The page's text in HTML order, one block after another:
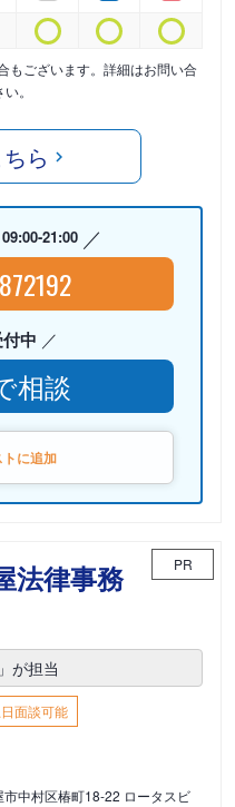
もございます。詳細はお問い合
。
ら
09:00-21:00
中
相談
に追加
法律事務
PR
が担当
面談可能
市中村区椿町18-22 ロータスビ